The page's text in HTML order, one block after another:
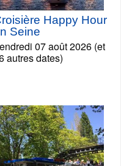
Happy Hour
Seine
07 août 2026 (et
autres dates)